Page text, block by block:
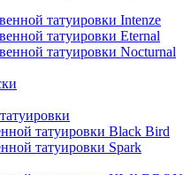
татуировки Intenze
татуировки Eternal
татуировки Nocturnal
татуировки Black Bird
татуировки Spark